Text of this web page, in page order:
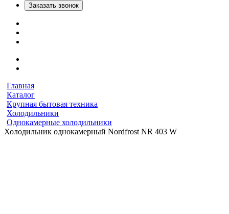
Заказать звонок
Главная
Каталог
Крупная бытовая техника
Холодильники
Однокамерные холодильники
Холодильник однокамерный Nordfrost NR 403 W